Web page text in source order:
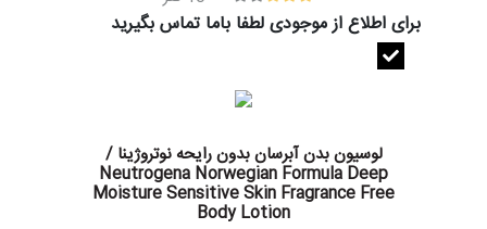
برای اطلاع از موجودی لطفا باما تماس بگیرید
لوسیون بدن آبرسان بدون رایحه نوتروژینا /
Neutrogena Norwegian Formula Deep
Moisture Sensitive Skin Fragrance Free
Body Lotion